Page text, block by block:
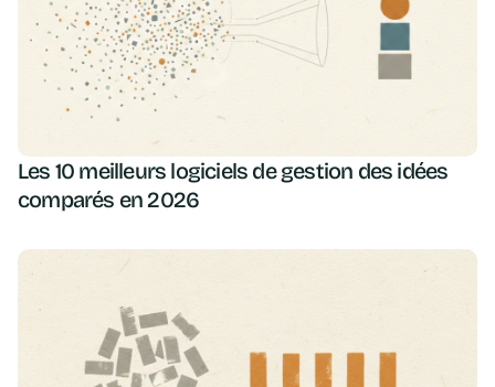
Les 10 meilleurs logiciels de gestion des idées
comparés en 2026